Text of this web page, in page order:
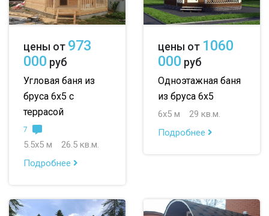
150х150
150х200
небольшие
маленькие
до 150 м
с котельной с панорамными окнами
цены от 973
000 руб
Угловая баня из
бруса 6х5 с
террасой
7
5.5х5 м
26.5 кв.м.
Подробнее
цены от 1060
000 руб
Одноэтажная баня
из бруса 6х5
6х5 м
29 кв.м.
Подробнее